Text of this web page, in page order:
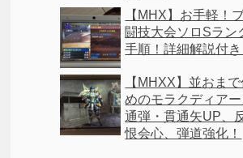
【MHX】お手軽！
闘技大会ソロSラン
手順！詳細解説付き
【MHXX】並おま
めのモラクディア
通弾・貫通矢UP、
恨会心、弾道強化！